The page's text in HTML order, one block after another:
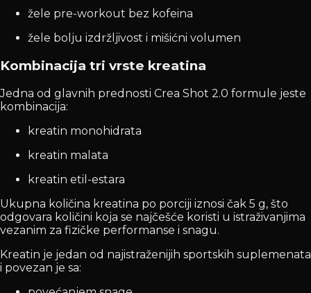
žele pre-workout bez kofeina
žele bolju izdržljivost i mišićni volumen
Kombinacija tri vrste kreatina
Jedna od glavnih prednosti Crea Shot 2.0 formule jeste
kombinacija:
kreatin monohidrata
kreatin malata
kreatin etil-estara
Ukupna količina kreatina po porciji iznosi čak 5 g, što
odgovara količini koja se najčešće koristi u istraživanjima
vezanim za fizičke performanse i snagu.
Kreatin je jedan od najistraženijih sportskih suplemenata
i povezan je sa: